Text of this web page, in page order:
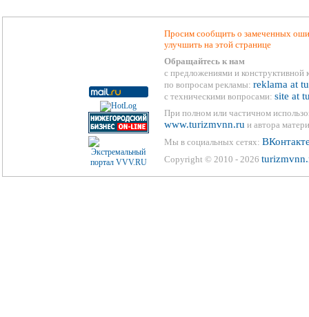
Просим сообщить о замеченных
улучшить на этой странице
Обращайтесь к нам
с предложениями и конструктивной
по вопросам рекламы: reklama at
с техническими вопросами: site at
При полном или частичном
www.turizmvnn.ru и автора
Мы в социальных сетях:
Copyright © 2010 - 2026